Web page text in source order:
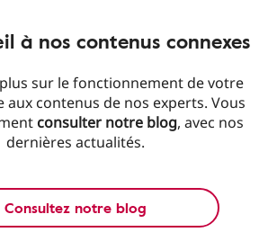
à nos contenus connexes
sur le fonctionnement de votre
aux contenus de nos experts. Vous
consulter notre blog, avec nos
dernières actualités.
Consultez notre blog